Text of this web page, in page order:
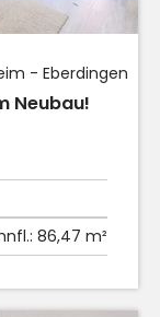
- Eberdingen
Neubau!
86,47 m²